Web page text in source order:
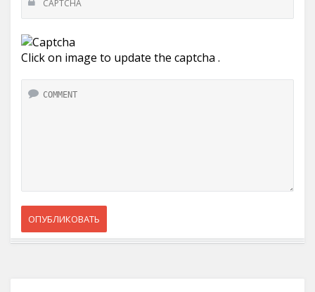
Click on image to update the captcha .